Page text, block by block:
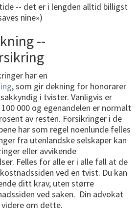
-- det er i lengden alltid billigst
nine»)
--
har en
, som gir dekning for honorarer
i tvister. Vanligvis er
000 og egenandelen er normalt
av resten. Forsikringer i de
har som regel noenlunde felles
fra utenlandske selskaper kan
eller avvikende
Felles for alle er i alle fall at de
ved en tvist. Du kan
ditt krav, uten større
ved saken. Din advokat
om dette.